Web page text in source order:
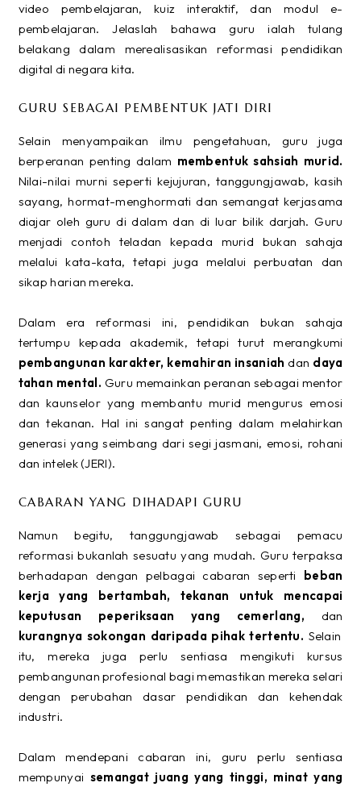
video pembelajaran, kuiz interaktif, dan modul e-
pembelajaran. Jelaslah bahawa guru ialah tulang
belakang dalam merealisasikan reformasi pendidikan
digital di negara kita.
GURU SEBAGAI PEMBENTUK JATI DIRI
Selain menyampaikan ilmu pengetahuan, guru juga
berperanan penting dalam membentuk sahsiah murid.
Nilai-nilai murni seperti kejujuran, tanggungjawab, kasih
sayang, hormat-menghormati dan semangat kerjasama
diajar oleh guru di dalam dan di luar bilik darjah. Guru
menjadi contoh teladan kepada murid bukan sahaja
melalui kata-kata, tetapi juga melalui perbuatan dan
sikap harian mereka.
Dalam era reformasi ini, pendidikan bukan sahaja
tertumpu kepada akademik, tetapi turut merangkumi
pembangunan karakter, kemahiran insaniah dan daya
tahan mental. Guru memainkan peranan sebagai mentor
dan kaunselor yang membantu murid mengurus emosi
dan tekanan. Hal ini sangat penting dalam melahirkan
generasi yang seimbang dari segi jasmani, emosi, rohani
dan intelek (JERI).
CABARAN YANG DIHADAPI GURU
Namun begitu, tanggungjawab sebagai pemacu
reformasi bukanlah sesuatu yang mudah. Guru terpaksa
berhadapan dengan pelbagai cabaran seperti beban
kerja yang bertambah, tekanan untuk mencapai
keputusan peperiksaan yang cemerlang, dan
kurangnya sokongan daripada pihak tertentu. Selain
itu, mereka juga perlu sentiasa mengikuti kursus
pembangunan profesional bagi memastikan mereka selari
dengan perubahan dasar pendidikan dan kehendak
industri.
Dalam mendepani cabaran ini, guru perlu sentiasa
mempunyai semangat juang yang tinggi, minat yang